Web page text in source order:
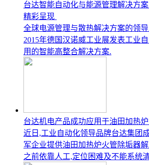
台达智能自动化与能源管理解决方
精彩呈现
全球电源管理与散热解决方案的领
2015年德国汉诺威工业展发表工业
用的智能高整合解决方案.
台达机电产品成功应用于油田加热
近日,工业自动化领导品牌台达集团
军企业提供油田加热炉火管除垢器
之前依靠人工,定位困难及不能系统